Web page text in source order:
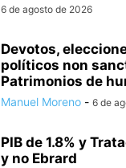
6 de agosto de 2026
Devotos,
políticos non
Patrimonios de
Manuel Moreno - 6 de
PIB de 1.8% y
y no Ebrard